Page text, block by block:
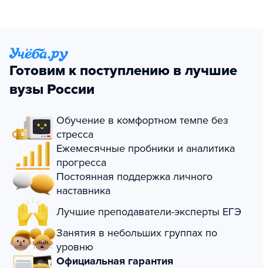
Готовим к поступлению в лучшие
вузы России
Обучение в комфортном темпе без
стресса
Ежемесячные пробники и аналитика
прогресса
Постоянная поддержка личного
наставника
Лучшие преподаватели-эксперты ЕГЭ
Занятия в небольших группах по
уровню
Официальная гарантия